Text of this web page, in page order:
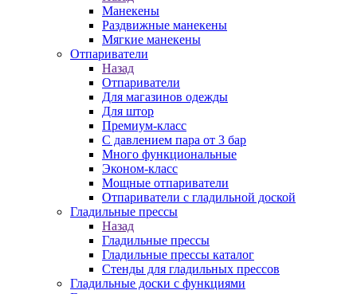
Манекены
Раздвижные манекены
Мягкие манекены
Отпариватели
Назад
Отпариватели
Для магазинов одежды
Для штор
Премиум-класс
С давлением пара от 3 бар
Много функциональные
Эконом-класс
Мощные отпариватели
Отпариватели с гладильной доской
Гладильные прессы
Назад
Гладильные прессы
Гладильные прессы каталог
Стенды для гладильных прессов
Гладильные доски с функциями